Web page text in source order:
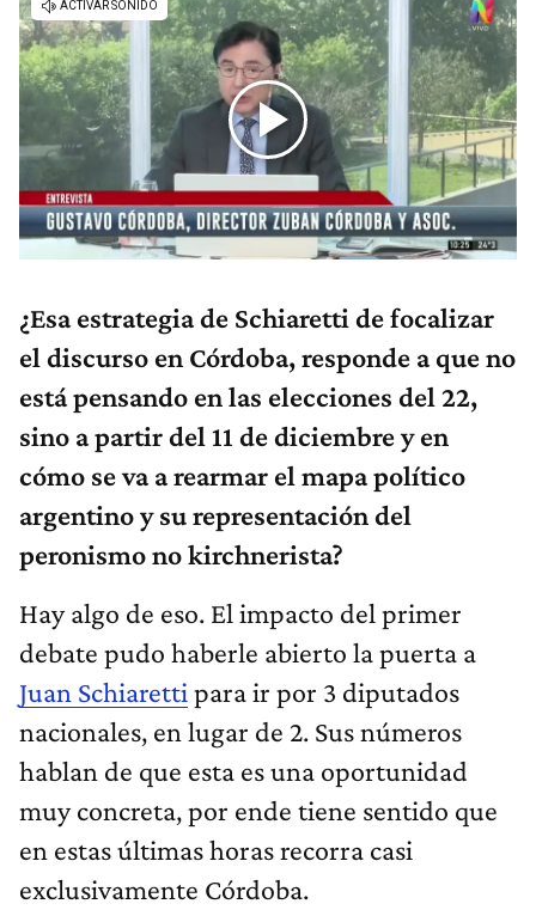
¿Esa estrategia de Schiaretti de focalizar
el discurso en Córdoba, responde a que no
está pensando en las elecciones del 22,
sino a partir del 11 de diciembre y en
cómo se va a rearmar el mapa político
argentino y su representación del
peronismo no kirchnerista?
Hay algo de eso. El impacto del primer
debate pudo haberle abierto la puerta a
Juan Schiaretti para ir por 3 diputados
nacionales, en lugar de 2. Sus números
hablan de que esta es una oportunidad
muy concreta, por ende tiene sentido que
en estas últimas horas recorra casi
exclusivamente Córdoba.